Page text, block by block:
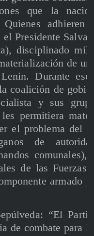
que la
Quienes
el Presidente
disciplinado
de
Durante
coalición de
y sus
permitiera
el problema del
de
de las Fuerzas
armado
“El
de combate para